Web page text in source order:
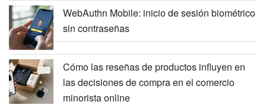
WebAuthn Mobile: inicio de sesión biométrico
sin contraseñas
Cómo las reseñas de productos influyen en
las decisiones de compra en el comercio
minorista online